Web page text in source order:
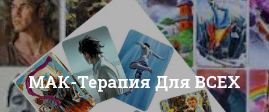
МАК-Терапия Для ВСЕХ